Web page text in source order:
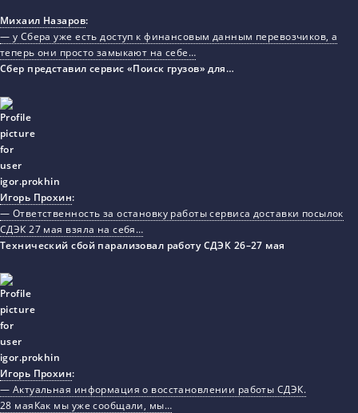
Михаил Назаров:
— у Сбера уже есть доступ к финансовым данным перевозчиков, а
теперь они просто замыкают на себе…
Сбер представил сервис «Поиск грузов» для…
Игорь Прохин:
— Ответственность за остановку работы сервиса доставки посылок
СДЭК 27 мая взяла на себя…
Технический сбой парализовал работу СДЭК 26–27 мая
Игорь Прохин:
— Актуальная информация о восстановлении работы СДЭК.
28 маяКак мы уже сообщали, мы…